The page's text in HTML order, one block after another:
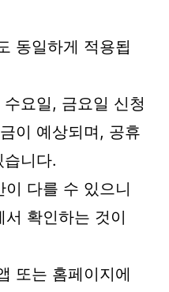
동일하게 적용됩
요일, 금요일 신청
이 예상되며, 공휴
니다.
다를 수 있으니
확인하는 것이
또는 홈페이지에